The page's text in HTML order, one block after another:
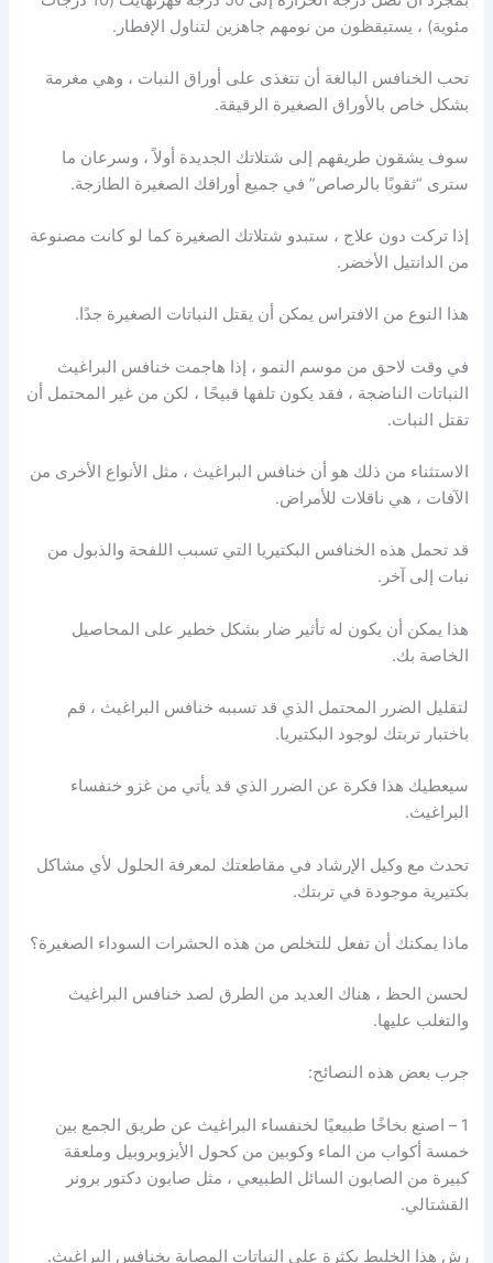
مئوية) ، يستيقظون من نومهم جاهزين لتناول الإفطار.
تحب الخنافس البالغة أن تتغذى على أوراق النبات ، وهي مغرمة
بشكل خاص بالأوراق الصغيرة الرقيقة.
سوف يشقون طريقهم إلى شتلاتك الجديدة أولاً ، وسرعان ما
سترى “ثقوبًا بالرصاص” في جميع أوراقك الصغيرة الطازجة.
إذا تركت دون علاج ، ستبدو شتلاتك الصغيرة كما لو كانت مصنوعة
من الدانتيل الأخضر.
هذا النوع من الافتراس يمكن أن يقتل النباتات الصغيرة جدًا.
في وقت لاحق من موسم النمو ، إذا هاجمت خنافس البراغيث
النباتات الناضجة ، فقد يكون تلفها قبيحًا ، لكن من غير المحتمل أن
تقتل النبات.
الاستثناء من ذلك هو أن خنافس البراغيث ، مثل الأنواع الأخرى من
الآفات ، هي ناقلات للأمراض.
قد تحمل هذه الخنافس البكتيريا التي تسبب اللفحة والذبول من
نبات إلى آخر.
هذا يمكن أن يكون له تأثير ضار بشكل خطير على المحاصيل
الخاصة بك.
لتقليل الضرر المحتمل الذي قد تسببه خنافس البراغيث ، قم
باختبار تربتك لوجود البكتيريا.
سيعطيك هذا فكرة عن الضرر الذي قد يأتي من غزو خنفساء
البراغيث.
تحدث مع وكيل الإرشاد في مقاطعتك لمعرفة الحلول لأي مشاكل
بكتيرية موجودة في تربتك.
ماذا يمكنك أن تفعل للتخلص من هذه الحشرات السوداء الصغيرة؟
لحسن الحظ ، هناك العديد من الطرق لصد خنافس البراغيث
والتغلب عليها.
جرب بعض هذه النصائح:
1 – اصنع بخاخًا طبيعيًا لخنفساء البراغيث عن طريق الجمع بين
خمسة أكواب من الماء وكوبين من كحول الأيزوبروبيل وملعقة
كبيرة من الصابون السائل الطبيعي ، مثل صابون دكتور برونر
القشتالي.
رش هذا الخليط بكثرة على النباتات المصابة بخنافس البراغيث.